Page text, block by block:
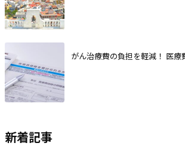
がん治療費の負担を軽減！ 医療
新着記事